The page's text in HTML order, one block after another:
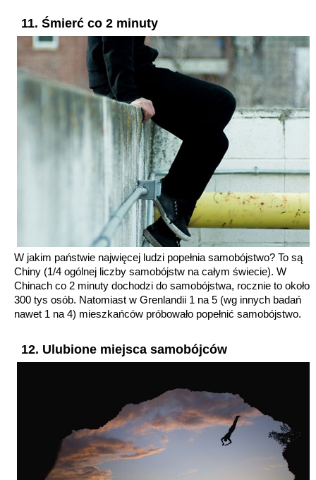
11. Śmierć co 2 minuty
W jakim państwie najwięcej ludzi popełnia samobójstwo? To są
Chiny (1/4 ogólnej liczby samobójstw na całym świecie). W
Chinach co 2 minuty dochodzi do samobójstwa, rocznie to około
300 tys osób. Natomiast w Grenlandii 1 na 5 (wg innych badań
nawet 1 na 4) mieszkańców próbowało popełnić samobójstwo.
12. Ulubione miejsca samobójców